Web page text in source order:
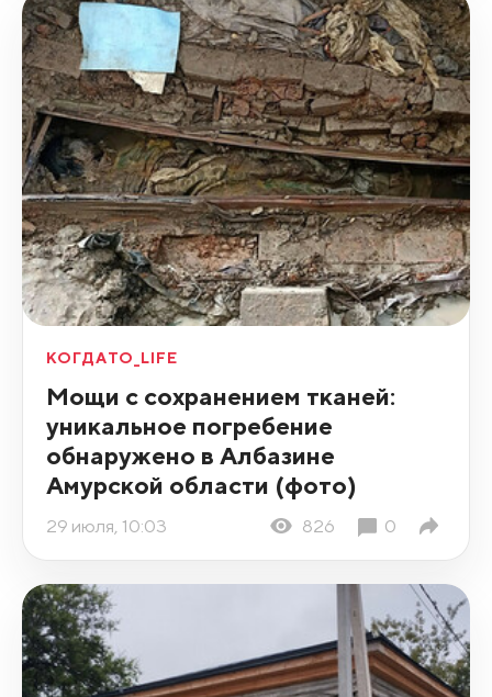
КОГДАТО_LIFE
Мощи с сохранением тканей:
уникальное погребение
обнаружено в Албазине
Амурской области (фото)
29 июля, 10:03 826 0